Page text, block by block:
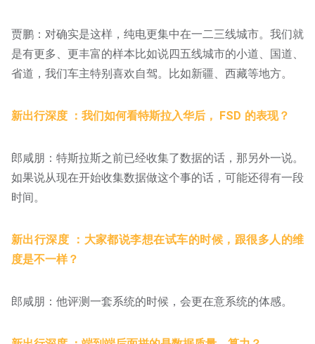
贾鹏：对确实是这样，纯电更集中在一二三线城市。我们就
是有更多、更丰富的样本比如说四五线城市的小道、国道、
省道，我们车主特别喜欢自驾。比如新疆、西藏等地方。
新出行深度 ：我们如何看特斯拉入华后， FSD 的表现？
郎咸朋：特斯拉斯之前已经收集了数据的话，那另外一说。
如果说从现在开始收集数据做这个事的话，可能还得有一段
时间。
新出行深度 ：大家都说李想在试车的时候，跟很多人的维
度是不一样？
郎咸朋：他评测一套系统的时候，会更在意系统的体感。